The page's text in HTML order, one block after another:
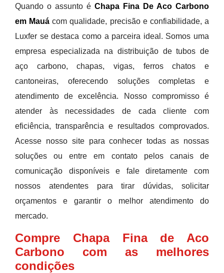
Quando o assunto é Chapa Fina De Aco Carbono
em Mauá com qualidade, precisão e confiabilidade, a
Luxfer se destaca como a parceira ideal. Somos uma
empresa especializada na distribuição de tubos de
aço carbono, chapas, vigas, ferros chatos e
cantoneiras, oferecendo soluções completas e
atendimento de excelência. Nosso compromisso é
atender às necessidades de cada cliente com
eficiência, transparência e resultados comprovados.
Acesse nosso site para conhecer todas as nossas
soluções ou entre em contato pelos canais de
comunicação disponíveis e fale diretamente com
nossos atendentes para tirar dúvidas, solicitar
orçamentos e garantir o melhor atendimento do
mercado.
Compre Chapa Fina de Aco
Carbono com as melhores
condições